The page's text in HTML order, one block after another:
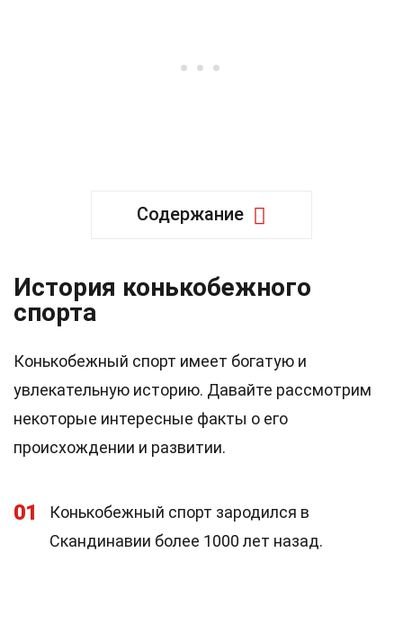
Содержание
История конькобежного
спорта
Конькобежный спорт имеет богатую и
увлекательную историю. Давайте рассмотрим
некоторые интересные факты о его
происхождении и развитии.
01
Конькобежный спорт зародился в
Скандинавии более 1000 лет назад.